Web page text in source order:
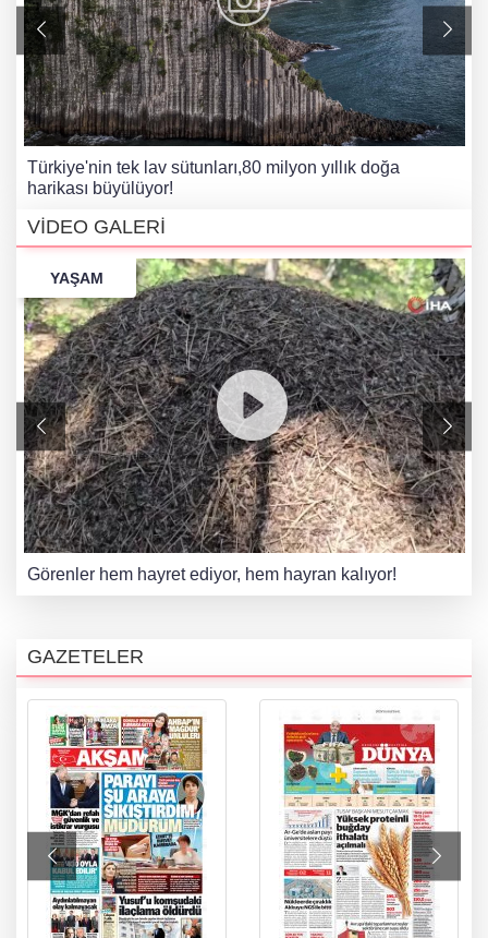
Türkiye'nin tek lav sütunları,80 milyon yıllık doğa
harikası büyülüyor!
VİDEO GALERİ
YAŞAM
Görenler hem hayret ediyor, hem hayran kalıyor!
GAZETELER